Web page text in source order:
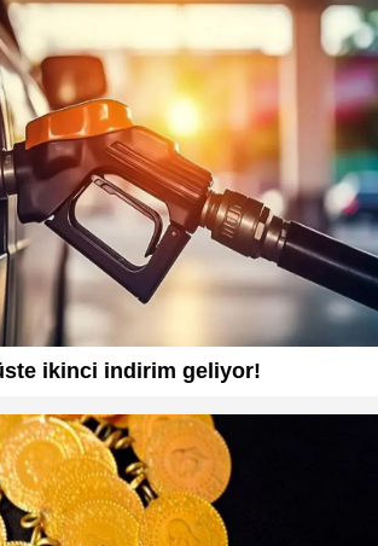
ikinci indirim geliyor!